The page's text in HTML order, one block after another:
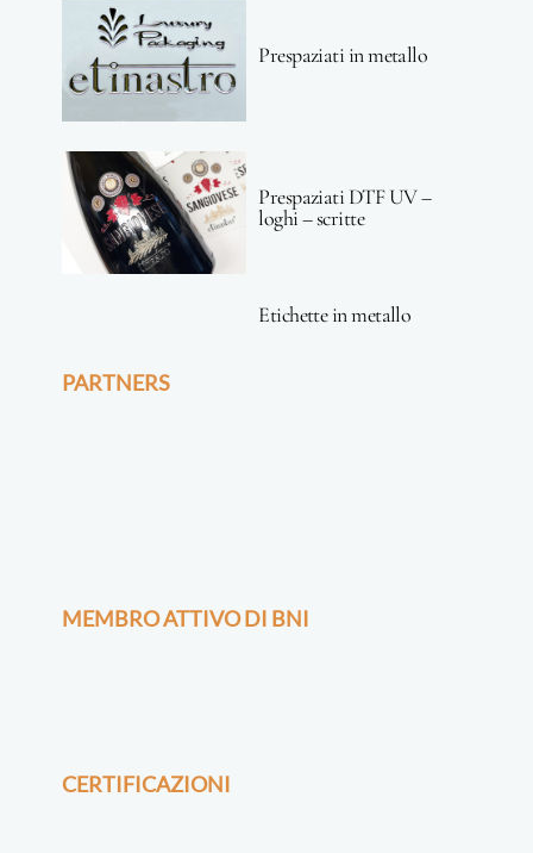
Prespaziati in metallo
Prespaziati DTF UV –
loghi – scritte
Etichette in metallo
PARTNERS
MEMBRO ATTIVO DI BNI
CERTIFICAZIONI